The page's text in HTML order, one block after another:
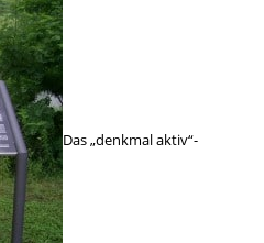
Das „denkmal aktiv“-